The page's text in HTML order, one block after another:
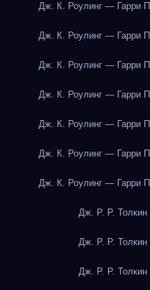
Дж. К. Роулинг — Гарри
Дж. К. Роулинг — Гарри
Дж. К. Роулинг — Гарри
Дж. К. Роулинг — Гарри
Дж. К. Роулинг — Гарри
Дж. К. Роулинг — Гарри
Дж. К. Роулинг — Гарри
Дж. Р. Р.
Дж. Р. Р.
Дж. Р. Р.